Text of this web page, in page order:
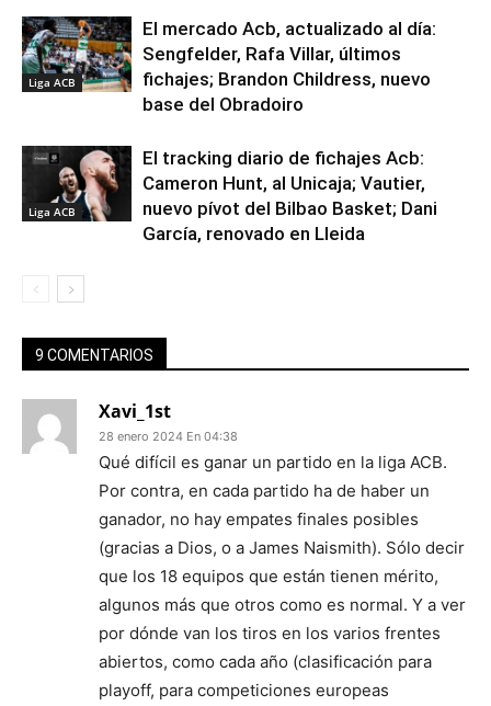
Liga ACB
El mercado Acb, actualizado al día:
Sengfelder, Rafa Villar, últimos
fichajes; Brandon Childress, nuevo
base del Obradoiro
Liga ACB
El tracking diario de fichajes Acb:
Cameron Hunt, al Unicaja; Vautier,
nuevo pívot del Bilbao Basket; Dani
García, renovado en Lleida
9 COMENTARIOS
Xavi_1st
28 enero 2024 En 04:38
Qué difícil es ganar un partido en la liga ACB.
Por contra, en cada partido ha de haber un
ganador, no hay empates finales posibles
(gracias a Dios, o a James Naismith). Sólo decir
que los 18 equipos que están tienen mérito,
algunos más que otros como es normal. Y a ver
por dónde van los tiros en los varios frentes
abiertos, como cada año (clasificación para
playoff, para competiciones europeas